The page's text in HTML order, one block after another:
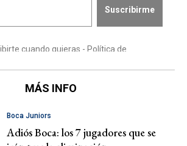
MÁS INFO
Boca Juniors
Adiós Boca: los 7 jugadores que se